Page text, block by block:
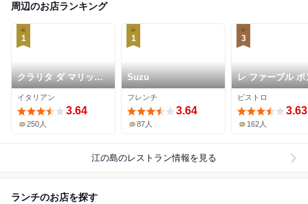
周辺のお店ランキング
1
クラリタ ダ マリッテ
ィマ
イタリアン
3.64
250人
1
Suzu
フレンチ
3.64
87人
3
レ ファーブル ボ
ュール
ビストロ
3.63
162人
江の島のレストラン情報を見る
ランチのお店を探す